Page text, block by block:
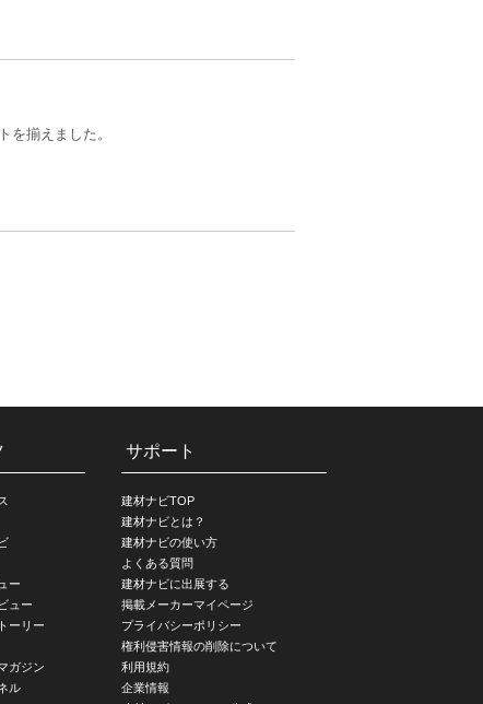
を揃えました。
ー
ュー
ーリー
ガジン
ル
サポート
建材ナビTOP
建材ナビとは？
建材ナビの使い方
よくある質問
建材ナビに出展する
掲載メーカーマイページ
プライバシーポリシー
権利侵害情報の削除について
利用規約
企業情報